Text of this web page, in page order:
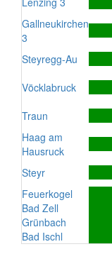
Gallneukirchen
3
Steyregg-Au
Vöcklabruck
Traun
Haag am
Hausruck
Steyr
Feuerkogel
Bad Zell
Grünbach
Bad Ischl